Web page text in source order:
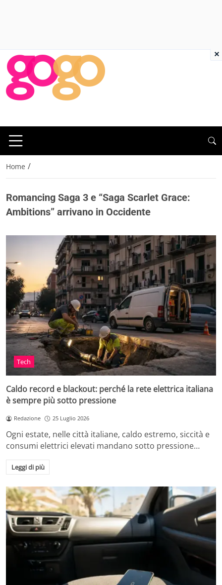
Home /
Romancing Saga 3 e “Saga Scarlet Grace:
Ambitions” arrivano in Occidente
Tech
Caldo record e blackout: perché la rete elettrica italiana
è sempre più sotto pressione
Redazione 25 Luglio 2026
Ogni estate, nelle città italiane, caldo estremo, siccità e
consumi elettrici elevati mandano sotto pressione…
Leggi di più
×